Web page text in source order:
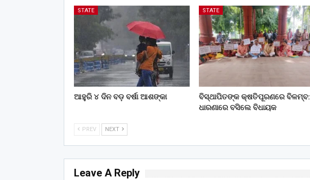
STATE
ଆହୁରି ୪ ଦିନ ବଡ଼ ବର୍ଷା ଆଶଙ୍କା
STATE
ବିସ୍ଥାପିତଙ୍କ କ୍ଷତିପୂରଣରେ ବିଳମ୍ବ:
ଧାରଣାରେ ବସିଲେ ବିଧାୟକ
PREV NEXT
Leave A Reply